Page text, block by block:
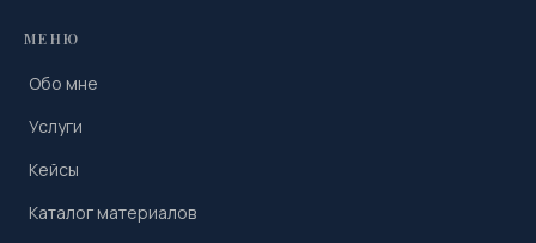
МЕНЮ
Обо мне
Услуги
Кейсы
Каталог материалов